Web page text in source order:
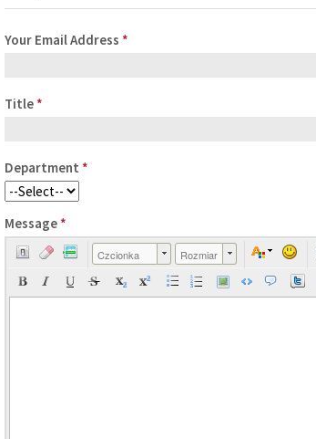
Your Email Address *
Title *
Department *
Message *
Czcionka Rozmiar